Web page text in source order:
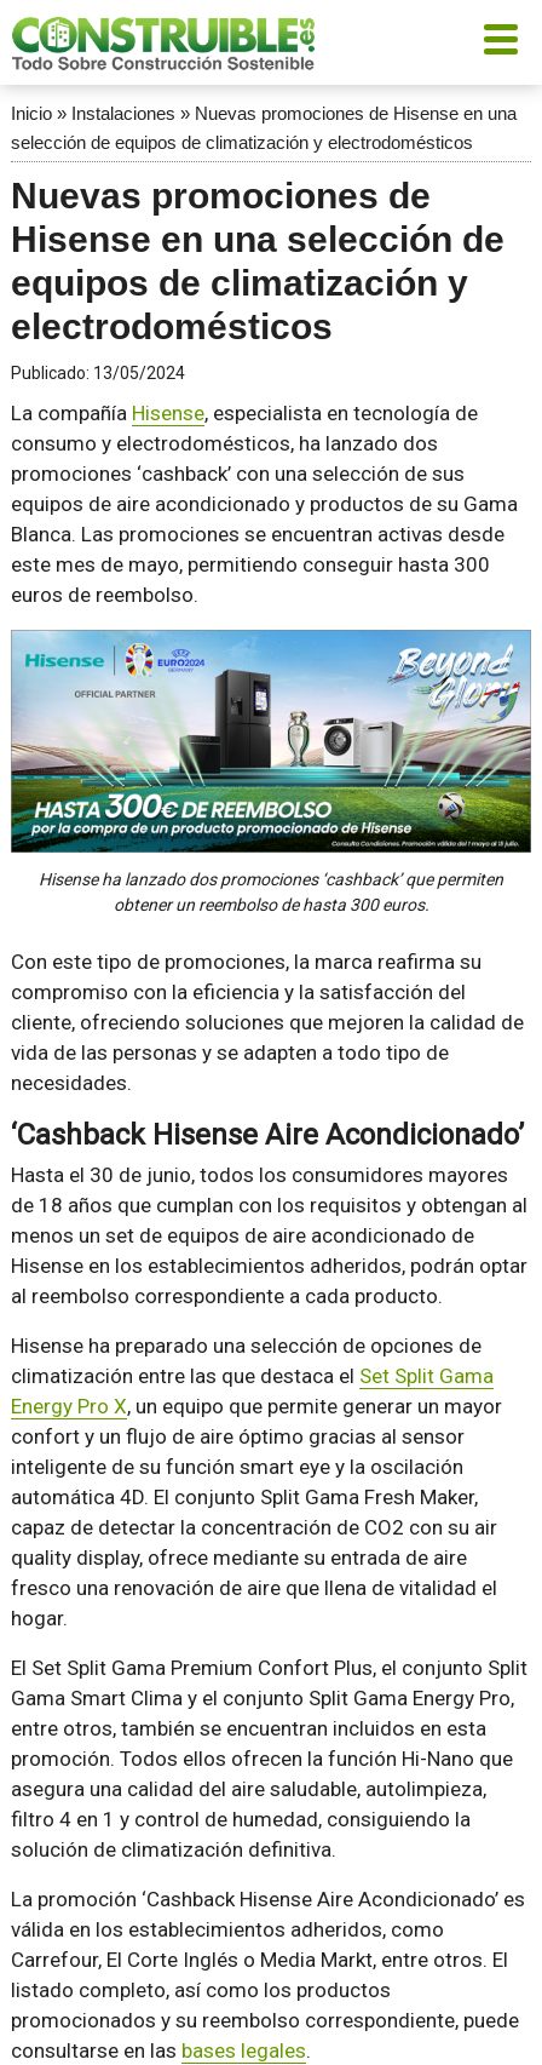
Inicio» Instalaciones » Nuevas promociones de Hisense en una
selección de equipos de climatización y electrodomésticos
Nuevas promociones de
Hisense en una selección de
equipos de climatización y
electrodomésticos
Publicado: 13/05/2024
La compañía Hisense, especialista en tecnología de
consumo y electrodomésticos, ha lanzado dos
promociones ‘cashback’ con una selección de sus
equipos de aire acondicionado y productos de su Gama
Blanca. Las promociones se encuentran activas desde
este mes de mayo, permitiendo conseguir hasta 300
euros de reembolso.
Hisense ha lanzado dos promociones ‘cashback’ que permiten
obtener un reembolso de hasta 300 euros.
Con este tipo de promociones, la marca reafirma su
compromiso con la eficiencia y la satisfacción del
cliente, ofreciendo soluciones que mejoren la calidad de
vida de las personas y se adapten a todo tipo de
necesidades.
‘Cashback Hisense Aire Acondicionado’
Hasta el 30 de junio, todos los consumidores mayores
de 18 años que cumplan con los requisitos y obtengan al
menos un set de equipos de aire acondicionado de
Hisense en los establecimientos adheridos, podrán optar
al reembolso correspondiente a cada producto.
Hisense ha preparado una selección de opciones de
climatización entre las que destaca el Set Split Gama
Energy Pro X, un equipo que permite generar un mayor
confort y un flujo de aire óptimo gracias al sensor
inteligente de su función smart eye y la oscilación
automática 4D. El conjunto Split Gama Fresh Maker,
capaz de detectar la concentración de CO2 con su air
quality display, ofrece mediante su entrada de aire
fresco una renovación de aire que llena de vitalidad el
hogar.
El Set Split Gama Premium Confort Plus, el conjunto Split
Gama Smart Clima y el conjunto Split Gama Energy Pro,
entre otros, también se encuentran incluidos en esta
promoción. Todos ellos ofrecen la función Hi-Nano que
asegura una calidad del aire saludable, autolimpieza,
filtro 4 en 1 y control de humedad, consiguiendo la
solución de climatización definitiva.
La promoción ‘Cashback Hisense Aire Acondicionado’ es
válida en los establecimientos adheridos, como
Carrefour, El Corte Inglés o Media Markt, entre otros. El
listado completo, así como los productos
promocionados y su reembolso correspondiente, puede
consultarse en las bases legales.